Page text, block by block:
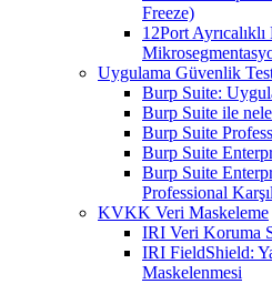
Freeze)
12Port
Uygulama Güvenlik
Burp Suite:
Burp Suite ile
Burp Suite
Burp Suite
Burp Suite
Professional
KVKK Veri Maskeleme
IRI Veri Koruma
IRI FieldShield:
Maskelenmesi